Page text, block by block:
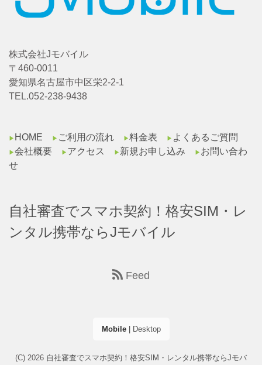
株式会社Jモバイル
〒460-0011
愛知県名古屋市中区栄2-2-1
TEL.052-238-9438
▶︎ HOME ▶︎ ご利用の流れ ▶︎料金表 ▶︎ よくあるご質問
▶︎会社概要 ▶︎ アクセス ▶︎ 新規お申し込み ▶︎ お問い合わ
せ
自社審査でスマホ契約！格安SIM・レ
ンタル携帯ならJモバイル
Feed
Mobile| Desktop
(C) 2026 自社審査でスマホ契約！格安SIM・レンタル携帯ならJモバ